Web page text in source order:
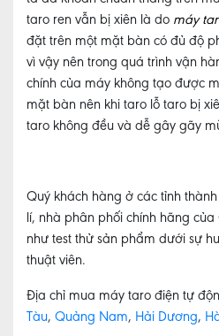
taro ren vẫn bị xiên là do máy
đặt trên một mặt bàn có đủ độ
vì vậy nên trong quá trình vận
chính của máy không tạo được
mặt bàn nên khi taro lỗ taro bị
taro không đều và dễ gây gãy
Quý khách hàng ở các tỉnh
lí, nhà phân phối chính hãng
như test thử sản phẩm dưới sự
thuật viên.
Địa chỉ mua máy taro điện tự
Tàu, Quảng Nam, Hải Dương,